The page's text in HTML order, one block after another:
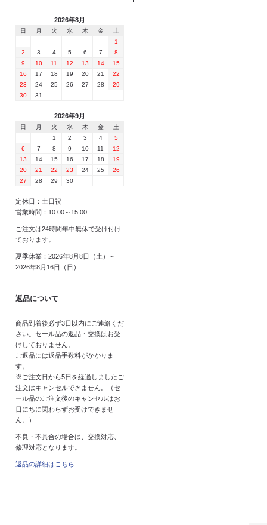
2026年8月
日 月 火 水 木 金
土
1
2
3 4 5 6 7
8
9
10 11 12 13 14
15
16
17 18 19 20 21
22
23
24 25 26 27 28
29
30
31
2026年9月
日 月 火 水 木 金
土
1
2 3 4
5
6
7 8 9 10 11
12
13
14 15 16 17 18
19
20
21 22 23 24 25
26
27
28 29 30
定休日：土日祝
営業時間：10:00～15:00
ご注文は24時間年中無休で受け付け
ております。
夏季休業：2026年8月8日（土）～
2026年8月16日（日）
返品について
商品到着後必ず3日以内にご連絡くだ
さい。セール品の返品・交換はお受
けしておりません。
ご返品には返品手数料がかかりま
す。
※ご注文日から5日を経過しましたご
注文はキャンセルできません。（セ
ール品のご注文後のキャンセルはお
日にちに関わらずお受けできませ
ん。）
不良・不具合の場合は、交換対応、
修理対応となります。
返品の詳細はこちら